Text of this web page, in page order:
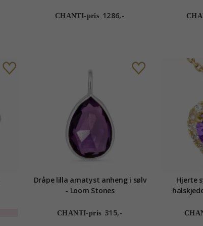
CHANTI-pris 1286,-
Dråpe lilla amatyst anheng i sølv
- Loom Stones
CHANTI-pris 315,-
Hjerte